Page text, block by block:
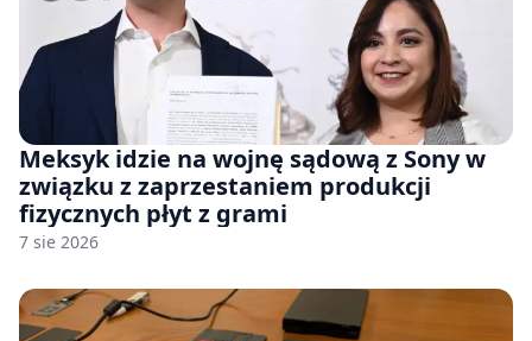
Meksyk idzie na wojnę sądową z Sony w
związku z zaprzestaniem produkcji
fizycznych płyt z grami
7 sie 2026